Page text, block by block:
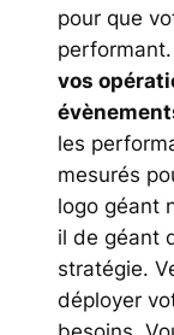
pour que
vos
les
mesurés
logo géant
il de géant
stratégie.
déployer